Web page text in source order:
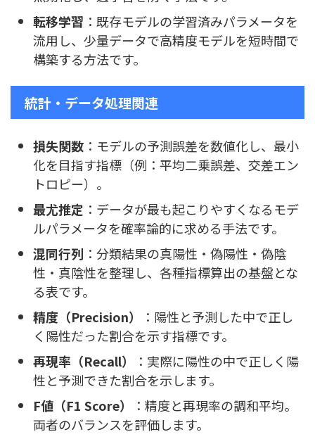
転移学習 ：既存モデルの学習済みパラメータを
流用し、少量データで高精度モデルを短時間で
構築する方法です。
統計・データ処理関連
損失関数 ：モデルの予測誤差を数値化し、最小
化を目指す指標（例：平均二乗誤差、交差エン
トロピー）。
最尤推定 ：データが最も起こりやすくなるモデ
ルパラメータを確率論的に求める手法です。
混同行列 ：分類結果の真陽性・偽陽性・偽陰
性・真陰性を整理し、各種指標算出の基盤とな
る表です。
精度（Precision）
：陽性と予測した中で正し
く陽性だった割合を示す指標です。
再現率（Recall）
：実際に陽性の中で正しく陽
性と予測できた割合を示します。
F値（F1 Score）
：精度と再現率の調和平均。
両者のバランスを評価します。